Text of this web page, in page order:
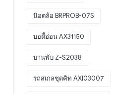
น๊อตล้อ BRPROB-07S
บอดี้อ่อน AX31150
บานพับ Z-S2038
รถสเกลชุดคิท AXI03007